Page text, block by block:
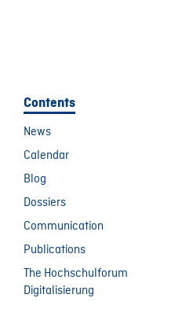
Contents
News
Calendar
Blog
Dossiers
Communication
Publications
The Hochschulforum
Digitalisierung